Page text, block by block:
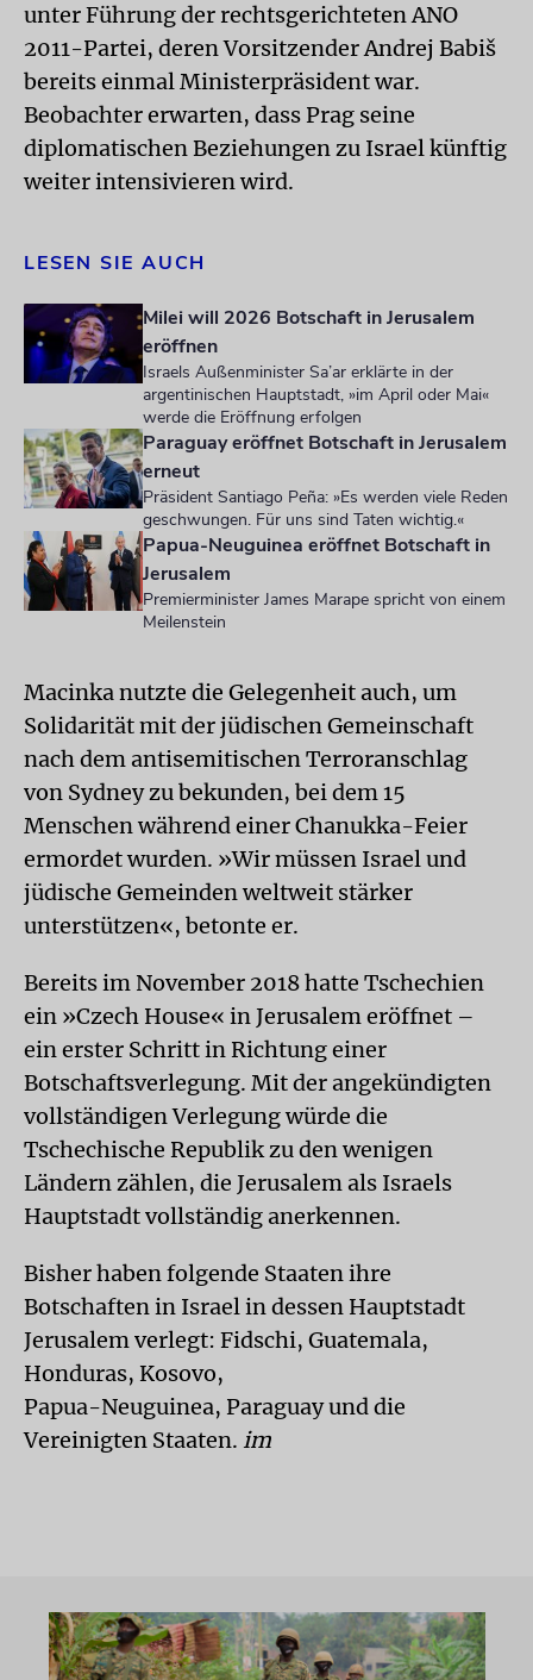
unter Führung der rechtsgerichteten ANO
2011-Partei, deren Vorsitzender Andrej Babiš
bereits einmal Ministerpräsident war.
Beobachter erwarten, dass Prag seine
diplomatischen Beziehungen zu Israel künftig
weiter intensivieren wird.
LESEN SIE AUCH
Milei will 2026 Botschaft in Jerusalem
eröffnen
Israels Außenminister Sa’ar erklärte in der
argentinischen Hauptstadt, »im April oder Mai«
werde die Eröffnung erfolgen
Paraguay eröffnet Botschaft in Jerusalem
erneut
Präsident Santiago Peña: »Es werden viele Reden
geschwungen. Für uns sind Taten wichtig.«
Papua-Neuguinea eröffnet Botschaft in
Jerusalem
Premierminister James Marape spricht von einem
Meilenstein
Macinka nutzte die Gelegenheit auch, um
Solidarität mit der jüdischen Gemeinschaft
nach dem antisemitischen Terroranschlag
von Sydney zu bekunden, bei dem 15
Menschen während einer Chanukka-Feier
ermordet wurden. »Wir müssen Israel und
jüdische Gemeinden weltweit stärker
unterstützen«, betonte er.
Bereits im November 2018 hatte Tschechien
ein »Czech House« in Jerusalem eröffnet –
ein erster Schritt in Richtung einer
Botschaftsverlegung. Mit der angekündigten
vollständigen Verlegung würde die
Tschechische Republik zu den wenigen
Ländern zählen, die Jerusalem als Israels
Hauptstadt vollständig anerkennen.
Bisher haben folgende Staaten ihre
Botschaften in Israel in dessen Hauptstadt
Jerusalem verlegt: Fidschi, Guatemala,
Honduras, Kosovo,
Papua-Neuguinea, Paraguay und die
Vereinigten Staaten. im